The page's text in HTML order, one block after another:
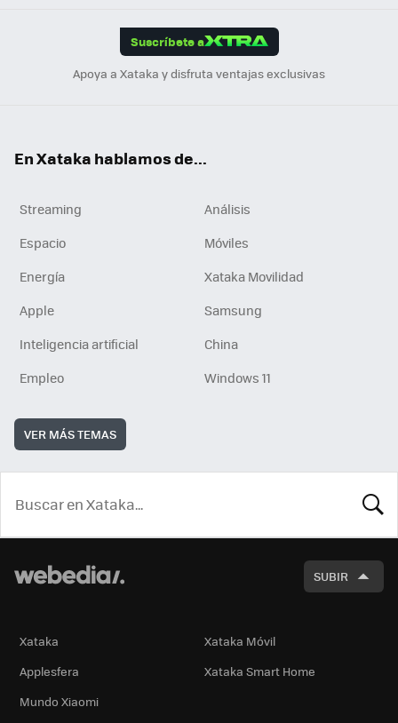
Suscríbete a
Apoya a Xataka y disfruta ventajas exclusivas
En Xataka hablamos de...
Streaming
Análisis
Espacio
Móviles
Energía
Xataka Movilidad
Apple
Samsung
Inteligencia artificial
China
Empleo
Windows 11
VER MÁS TEMAS
SUBIR
Xataka
Xataka Móvil
Applesfera
Xataka Smart Home
Mundo Xiaomi